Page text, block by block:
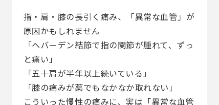
指・肩・膝の長引く痛み、「異常な血管」が
原因かもしれません
「ヘバーデン結節で指の関節が腫れて、ずっ
と痛い」
「五十肩が半年以上続いている」
「膝の痛みが薬でもなかなか取れない」
こういった慢性の痛みに、実は「異常な血管